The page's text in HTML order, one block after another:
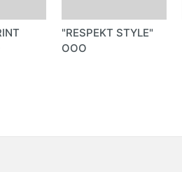
"RESPEKT STYLE"
ООО